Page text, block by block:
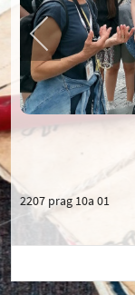
2207 prag 10a 01